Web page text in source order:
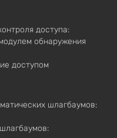
доступа:
обнаружения
доступом
шлагбаумов: